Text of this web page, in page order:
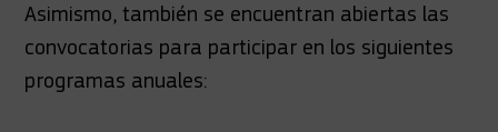
Asimismo, también se encuentran abiertas las
convocatorias para participar en los siguientes
programas anuales: